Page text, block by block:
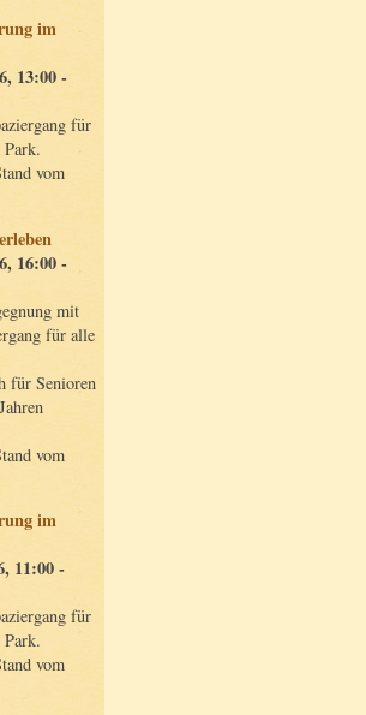
im
13:00 -
für
vom
16:00 -
mit
für alle
für Senioren
vom
im
11:00 -
für
vom